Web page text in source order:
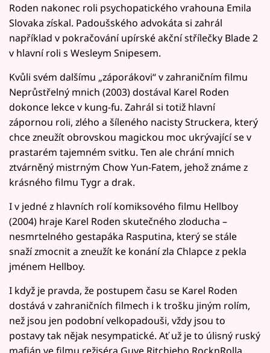
Roden nakonec roli psychopatického vrahouna Emila
Slovaka získal. Padoušského advokáta si zahrál
například v pokračování upírské akční střílečky Blade 2
v hlavní roli s Wesleym Snipesem.
Kvůli svém dalšímu „záporákovi“ v zahraničním filmu
Neprůstřelný mnich (2003) dostával Karel Roden
dokonce lekce v kung-fu. Zahrál si totiž hlavní
zápornou roli, zlého a šíleného nacisty Struckera, který
chce zneužít obrovskou magickou moc ukrývající se v
prastarém tajemném svitku. Ten ale chrání mnich
ztvárněný mistrným Chow Yun-Fatem, jehož známe z
krásného filmu Tygr a drak.
I v jedné z hlavních rolí komiksového filmu Hellboy
(2004) hraje Karel Roden skutečného zloducha –
nesmrtelného gestapáka Rasputina, který se stále
snaží zmocnit a zneužít ke konání zla Chlapce z pekla
jménem Hellboy.
I když je pravda, že postupem času se Karel Roden
dostává v zahraničních filmech i k trošku jiným rolím,
než jsou jen podobní velkopadouši, vždy jsou to
postavy tak nějak nesympatické. Ať už je to úlisný ruský
mafián ve filmu režiséra Guye Ritchieho RocknRolla